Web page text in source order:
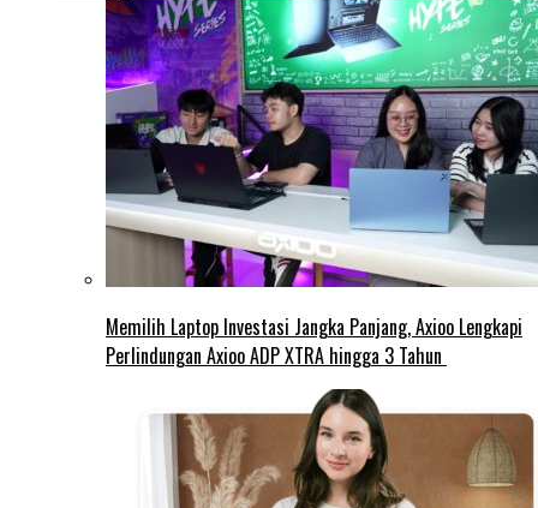
Memilih Laptop Investasi Jangka Panjang, Axioo Lengkapi
Perlindungan Axioo ADP XTRA hingga 3 Tahun